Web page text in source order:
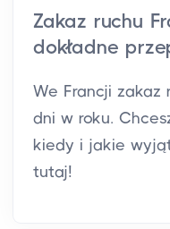
Zakaz ruchu
dokładne
We Francji zakaz
dni w roku.
kiedy i jakie
tutaj!